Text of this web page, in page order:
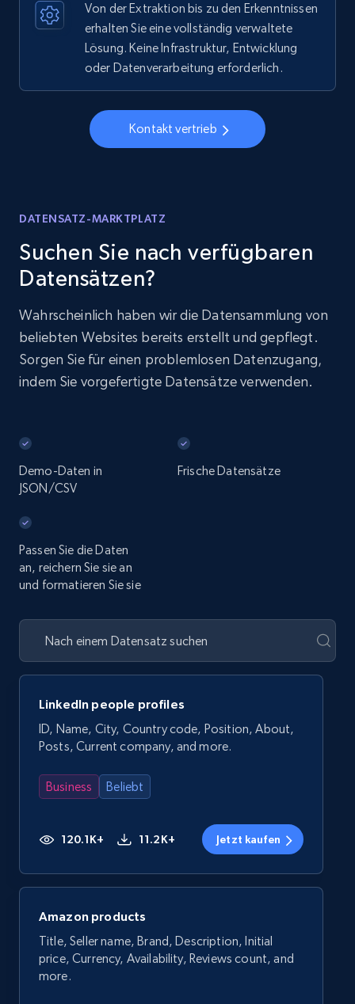
Von der Extraktion bis zu den Erkenntnissen
erhalten Sie eine vollständig verwaltete
Lösung. Keine Infrastruktur, Entwicklung
oder Datenverarbeitung erforderlich.
Kontakt vertrieb
DATENSATZ-MARKTPLATZ
Suchen Sie nach verfügbaren
Datensätzen?
Wahrscheinlich haben wir die Datensammlung von
beliebten Websites bereits erstellt und gepflegt.
Sorgen Sie für einen problemlosen Datenzugang,
indem Sie vorgefertigte Datensätze verwenden.
Demo-Daten in
JSON/CSV
Frische Datensätze
Passen Sie die Daten
an, reichern Sie sie an
und formatieren Sie sie
LinkedIn people profiles
ID, Name, City, Country code, Position, About,
Posts, Current company, and more.
Business Beliebt
120.1K+ 11.2K+ Jetzt kaufen
Amazon products
Title, Seller name, Brand, Description, Initial
price, Currency, Availability, Reviews count, and
more.